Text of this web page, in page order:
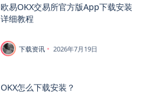
欧易OKX交易所官方版App下载安装
详细教程
下载资讯 2026年7月19日
OKX怎么下载安装？